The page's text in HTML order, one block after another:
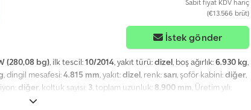
Sabit fiyat KDV hariç
(€13.566 brüt)
İstek gönder
(280,08 bg), ilk tescil:10/2014, yakıt türü:dizel, boş ağırlık:6.930 kg,
, dingil mesafesi:4.815 mm, yakıt:dizel, renk:sarı, şoför kabini:diğer,
diğer, koltuk sayısı: 3, toplam uzunluk: 8.900 mm, Üretim yılı:
arka platform, tır çekici bağlantısı